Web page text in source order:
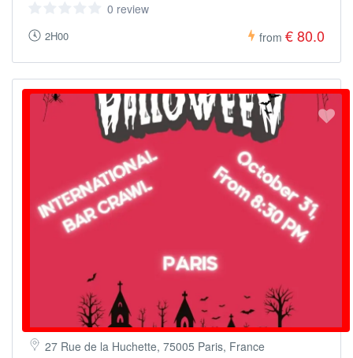
27 Rue de la Huchette, 75005 Paris, France
0 review
2H00 from € 80.0